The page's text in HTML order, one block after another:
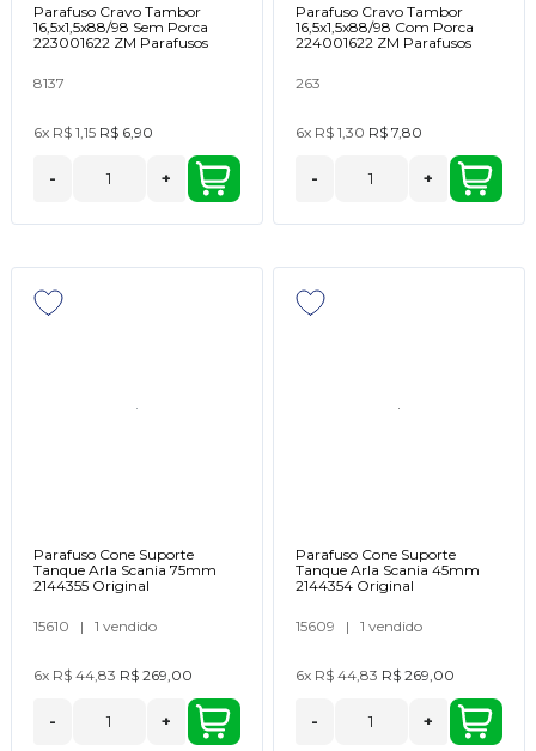
Parafuso Cravo Tambor
16,5x1,5x88/98 Sem Porca
223001622 ZM Parafusos
8137
6x R$ 1,15 R$ 6,90
- +
Parafuso Cravo Tambor
16,5x1,5x88/98 Com Porca
224001622 ZM Parafusos
263
6x R$ 1,30 R$ 7,80
- +
Parafuso Cone Suporte
Tanque Arla Scania 75mm
2144355 Original
15610 | 1 vendido
6x R$ 44,83 R$ 269,00
- +
Parafuso Cone Suporte
Tanque Arla Scania 45mm
2144354 Original
15609 | 1 vendido
6x R$ 44,83 R$ 269,00
- +